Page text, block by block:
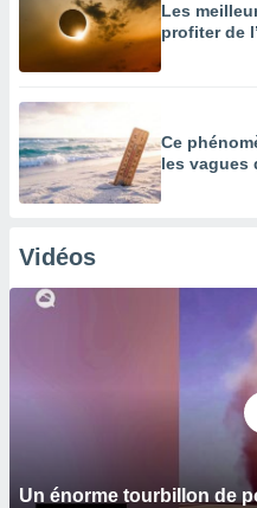
Les
profiter de
Ce
les vagues
Vidéos
Un énorme tourbillon de